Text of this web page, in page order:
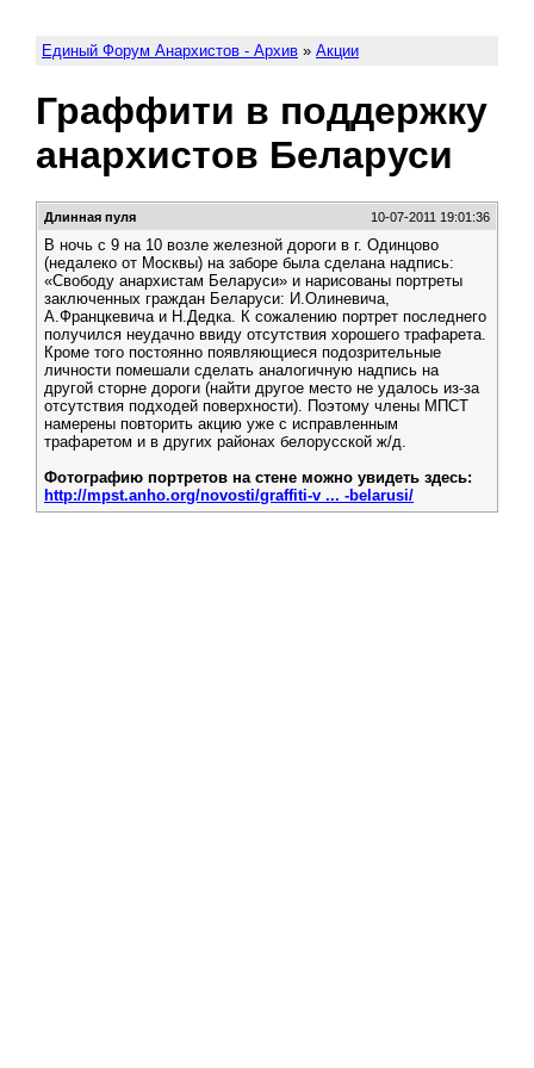
Единый Форум Анархистов - Архив » Акции
Граффити в поддержку
анархистов Беларуси
Длинная пуля 10-07-2011 19:01:36
В ночь с 9 на 10 возле железной дороги в г. Одинцово
(недалеко от Москвы) на заборе была сделана надпись:
«Свободу анархистам Беларуси» и нарисованы портреты
заключенных граждан Беларуси: И.Олиневича,
А.Францкевича и Н.Дедка. К сожалению портрет последнего
получился неудачно ввиду отсутствия хорошего трафарета.
Кроме того постоянно появляющиеся подозрительные
личности помешали сделать аналогичную надпись на
другой сторне дороги (найти другое место не удалось из-за
отсутствия подходей поверхности). Поэтому члены МПСТ
намерены повторить акцию уже с исправленным
трафаретом и в других районах белорусской ж/д.
Фотографию портретов на стене можно увидеть здесь:
http://mpst.anho.org/novosti/graffiti-v ... -belarusi/